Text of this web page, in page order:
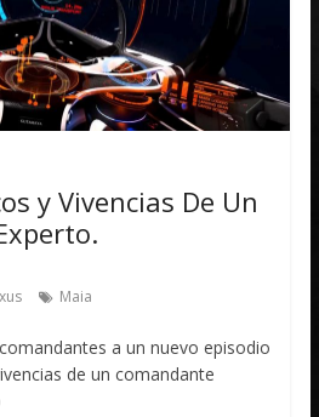
y Vivencias De Un
Maia
a un nuevo episodio
de un comandante